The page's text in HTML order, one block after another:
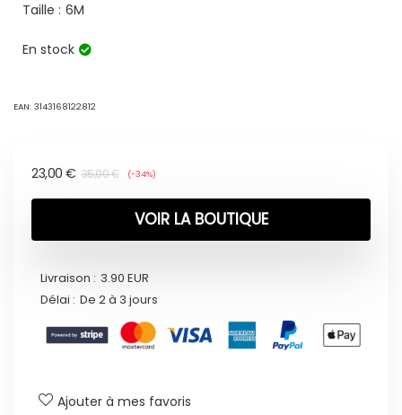
Taille : 6M
En stock
EAN: 3143168122812
35,00€
23,00 € (-34%)
VOIR LA BOUTIQUE
Livraison : 3.90 EUR
Délai : De 2 à 3 jours
Ajouter à mes favoris